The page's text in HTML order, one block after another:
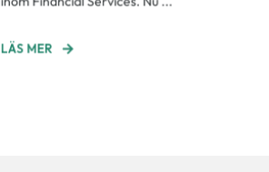
LÄS MER